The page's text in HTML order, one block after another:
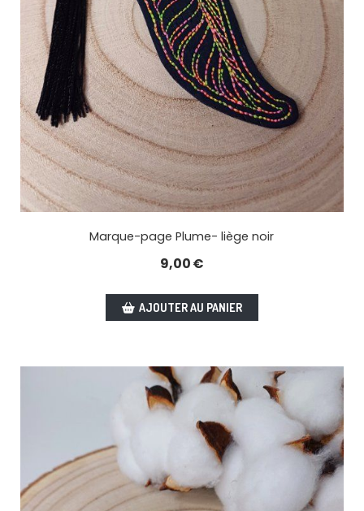
Marque-page Plume- liège noir
9,00€
AJOUTER AU PANIER